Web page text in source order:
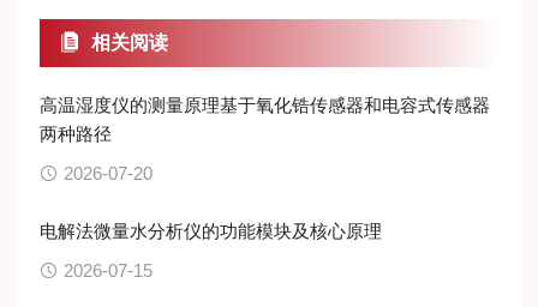
相关阅读
高温湿度仪的测量原理基于氧化锆传感器和电容式传感器
两种路径
2026-07-20
电解法微量水分析仪的功能模块及核心原理
2026-07-15